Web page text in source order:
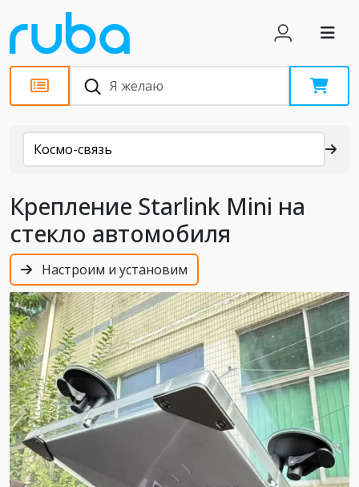
Каталог
Космо-связь
Крепление Starlink Mini на
стекло автомобиля
Настроим и установим